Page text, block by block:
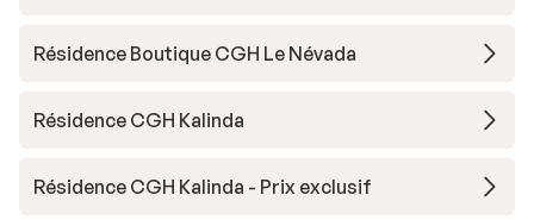
Résidence Boutique CGH Le Névada
Résidence CGH Kalinda
Résidence CGH Kalinda - Prix exclusif